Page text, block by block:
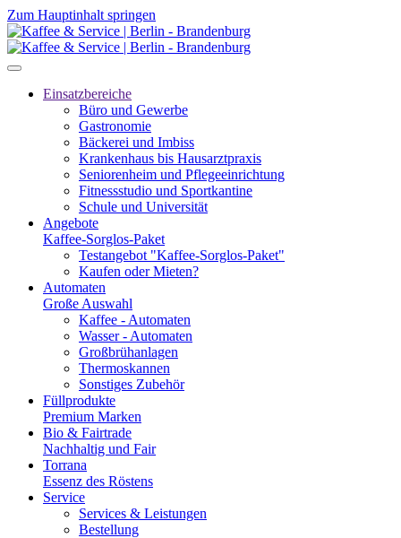
Zum Hauptinhalt springen
Einsatzbereiche
Büro und Gewerbe
Gastronomie
Bäckerei und Imbiss
Krankenhaus bis Hausarztpraxis
Seniorenheim und Pflegeeinrichtung
Fitnessstudio und Sportkantine
Schule und Universität
Angebote
Kaffee-Sorglos-Paket
Testangebot "Kaffee-Sorglos-Paket"
Kaufen oder Mieten?
Automaten
Große Auswahl
Kaffee - Automaten
Wasser - Automaten
Großbrühanlagen
Thermoskannen
Sonstiges Zubehör
Füllprodukte
Premium Marken
Bio & Fairtrade
Nachhaltig und Fair
Torrana
Essenz des Röstens
Service
Services & Leistungen
Bestellung